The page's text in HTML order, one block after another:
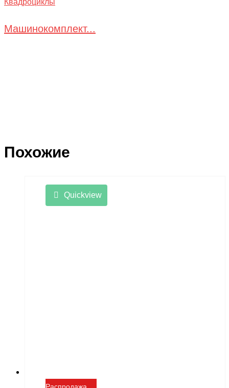
Квадроциклы
Машинокомплект...
Похожие
Quickview